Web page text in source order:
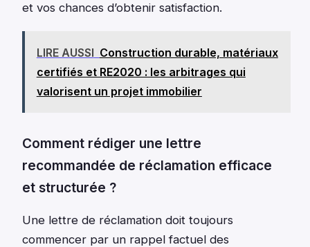
et vos chances d’obtenir satisfaction.
LIRE AUSSI Construction durable, matériaux
certifiés et RE2020 : les arbitrages qui
valorisent un projet immobilier
Comment rédiger une lettre
recommandée de réclamation efficace
et structurée ?
Une lettre de réclamation doit toujours
commencer par un rappel factuel des